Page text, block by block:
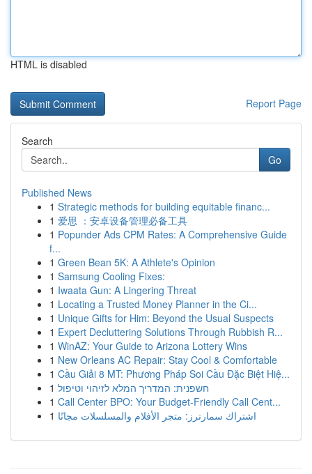
HTML is disabled
Report Page
Search
Go
Published News
1 Strategic methods for building equitable financ...
1 爱思 ：安卓设备管理必备工具
1 Popunder Ads CPM Rates: A Comprehensive Guide
f...
1 Green Bean 5K: A Athlete's Opinion
1 Samsung Cooling Fixes:
1 Iwaata Gun: A Lingering Threat
1 Locating a Trusted Money Planner in the Ci...
1 Unique Gifts for Him: Beyond the Usual Suspects
1 Expert Decluttering Solutions Through Rubbish R...
1 WinAZ: Your Guide to Arizona Lottery Wins
1 New Orleans AC Repair: Stay Cool & Comfortable
1 Cầu Giải 8 MT: Phương Pháp Soi Cầu Đặc Biệt Hiệ...
1 חשפנית: המדריך המלא לזיהוי וטיפול
1 Call Center BPO: Your Budget-Friendly Call Cent...
1 اشتراك سمارترز: متجر الأفلام والمسلسلات مجانًا